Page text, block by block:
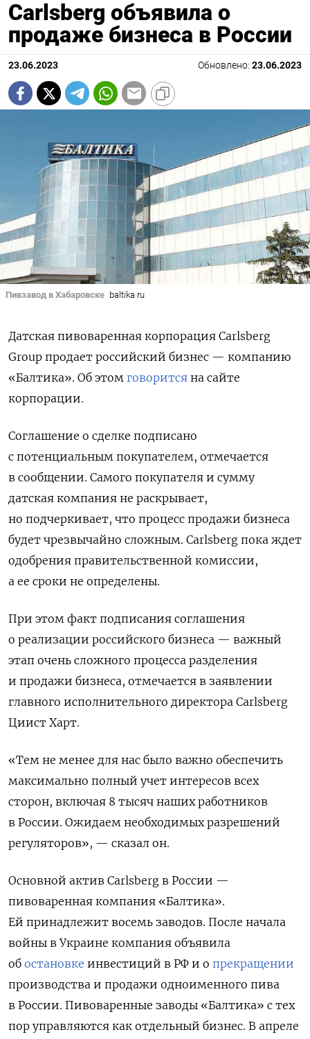
Carlsberg объявила о
продаже бизнеса в России
23.06.2023 Обновлено: 23.06.2023
Пивзавод в Хабаровске baltika.ru
Датская пивоваренная корпорация Carlsberg
Group продает российский бизнес — компанию
«Балтика». Об этом говорится на сайте
корпорации.
Соглашение о сделке подписано
с потенциальным покупателем, отмечается
в сообщении. Самого покупателя и сумму
датская компания не раскрывает,
но подчеркивает, что процесс продажи бизнеса
будет чрезвычайно сложным. Carlsberg пока ждет
одобрения правительственной комиссии,
а ее сроки не определены.
При этом факт подписания соглашения
о реализации российского бизнеса — важный
этап очень сложного процесса разделения
и продажи бизнеса, отмечается в заявлении
главного исполнительного директора Carlsberg
Циист Харт.
«Тем не менее для нас было важно обеспечить
максимально полный учет интересов всех
сторон, включая 8 тысяч наших работников
в России. Ожидаем необходимых разрешений
регуляторов», — сказал он.
Основной актив Carlsberg в России —
пивоваренная компания «Балтика».
Ей принадлежит восемь заводов. После начала
войны в Украине компания объявила
об остановке инвестиций в РФ и о прекращении
производства и продажи одноименного пива
в России. Пивоваренные заводы «Балтика» с тех
пор управляются как отдельный бизнес. В апреле